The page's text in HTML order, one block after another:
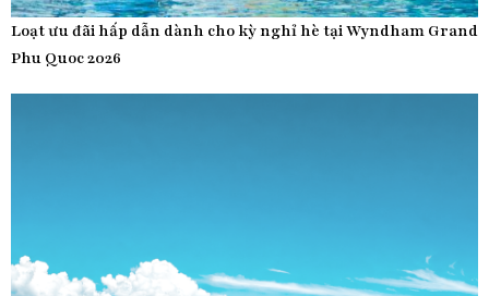
Loạt ưu đãi hấp dẫn dành cho kỳ nghỉ hè tại Wyndham Grand
Phu Quoc 2026